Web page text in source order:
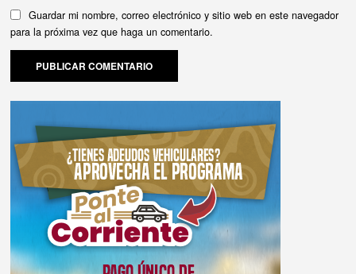
Guardar mi nombre, correo electrónico y sitio web en este navegador
para la próxima vez que haga un comentario.